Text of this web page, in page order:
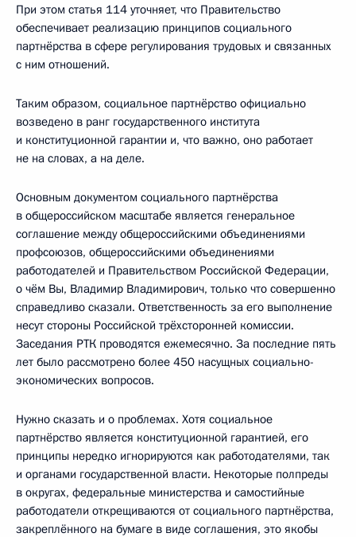
При этом статья 114 уточняет, что Правительство
обеспечивает реализацию принципов социального
партнёрства в сфере регулирования трудовых и связанных
с ним отношений.
Таким образом, социальное партнёрство официально
возведено в ранг государственного института
и конституционной гарантии и, что важно, оно работает
не на словах, а на деле.
Основным документом социального партнёрства
в общероссийском масштабе является генеральное
соглашение между общероссийскими объединениями
профсоюзов, общероссийскими объединениями
работодателей и Правительством Российской Федерации,
о чём Вы, Владимир Владимирович, только что совершенно
справедливо сказали. Ответственность за его выполнение
несут стороны Российской трёхсторонней комиссии.
Заседания РТК проводятся ежемесячно. За последние пять
лет было рассмотрено более 450 насущных социально-
экономических вопросов.
Нужно сказать и о проблемах. Хотя социальное
партнёрство является конституционной гарантией, его
принципы нередко игнорируются как работодателями, так
и органами государственной власти. Некоторые полпреды
в округах, федеральные министерства и самостийные
работодатели открещиваются от социального партнёрства,
закреплённого на бумаге в виде соглашения, это якобы